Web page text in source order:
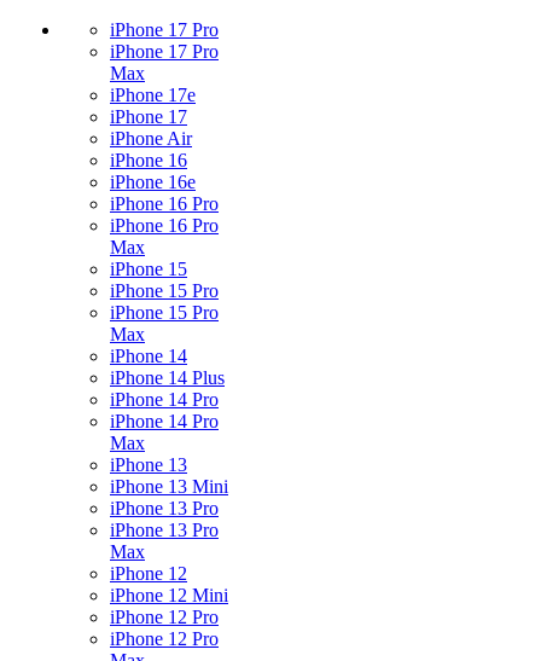
iPhone 17 Pro
iPhone 17 Pro
Max
iPhone 17e
iPhone 17
iPhone Air
iPhone 16
iPhone 16e
iPhone 16 Pro
iPhone 16 Pro
Max
iPhone 15
iPhone 15 Pro
iPhone 15 Pro
Max
iPhone 14
iPhone 14 Plus
iPhone 14 Pro
iPhone 14 Pro
Max
iPhone 13
iPhone 13 Mini
iPhone 13 Pro
iPhone 13 Pro
Max
iPhone 12
iPhone 12 Mini
iPhone 12 Pro
iPhone 12 Pro